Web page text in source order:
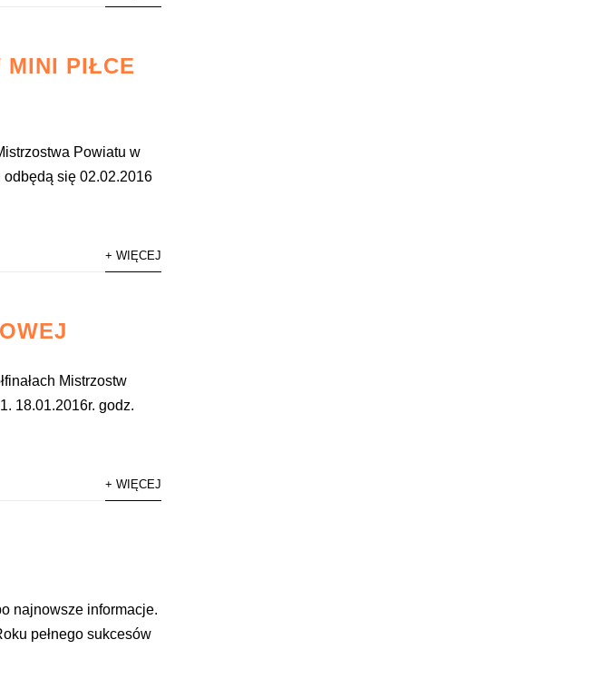
MINI PIŁCE
Powiatu w
odbędą się 02.02.2016
+ WIĘCEJ
Mistrzostw
18.01.2016r. godz.
+ WIĘCEJ
najnowsze informacje.
pełnego sukcesów